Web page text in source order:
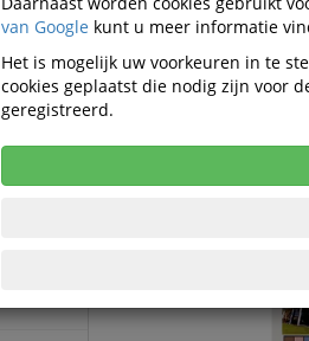
Djois
Korting vanaf
van Google kunt u meer informatie
Het is mogelijk uw voorkeuren in te
cookies geplaatst die nodig zijn voor
geregistreerd.